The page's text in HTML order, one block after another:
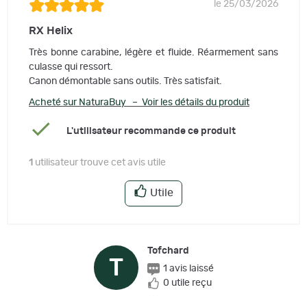
le 25/03/2026
RX Helix
Très bonne carabine, légère et fluide. Réarmement sans
culasse qui ressort.
Canon démontable sans outils. Très satisfait.
Acheté sur NaturaBuy – Voir les détails du produit
L'utilisateur recommande ce produit
1 utilisateur trouve cet avis utile
Utile
T
Tofchard
1 avis laissé
0 utile reçu